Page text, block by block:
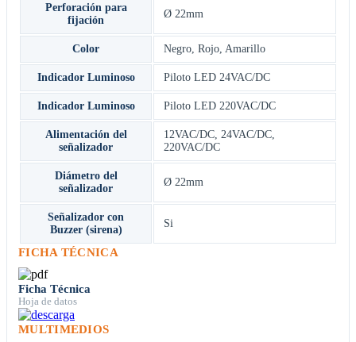
Perforación para
fijación
Ø 22mm
Color Negro Rojo Amarillo
Indicador Luminoso Piloto LED 24VAC/DC
Indicador Luminoso Piloto LED 220VAC/DC
Alimentación del
señalizador
12VAC/DC 24VAC/DC
220VAC/DC
Diámetro del
señalizador
Ø 22mm
Señalizador con
Buzzer (sirena)
Si
FICHA TÉCNICA
Ficha Técnica
Hoja de datos
MULTIMEDIOS